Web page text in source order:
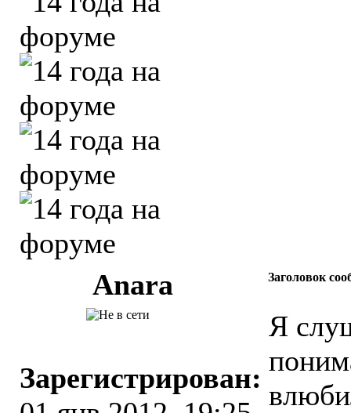
Anara Заголовок
Зарегистрирован:
Я